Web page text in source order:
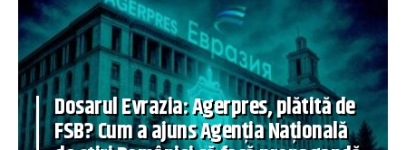
Dosarul Evrazia: Agerpres, plătită de
FSB? Cum a ajuns Agenția Națională